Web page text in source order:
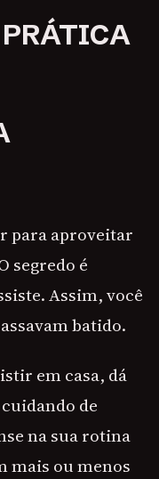
para aproveitar
segredo é
Assim, você
batido.
em casa, dá
de
na sua rotina
mais ou menos